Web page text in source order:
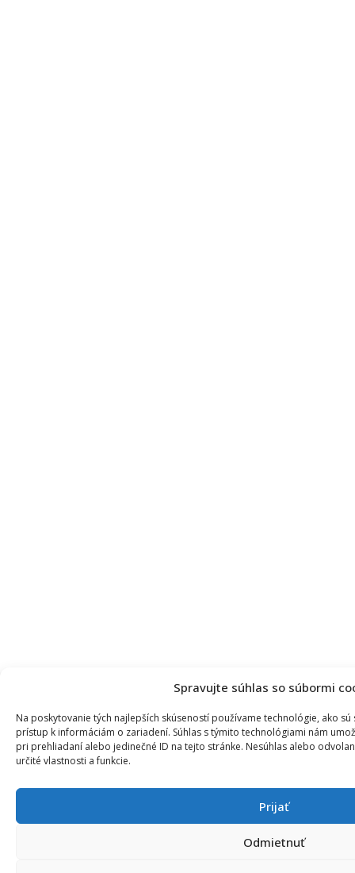
Spravujte súhlas so súbormi
Na poskytovanie tých najlepších skúseností používame technológie, ako
prístup k informáciám o zariadení. Súhlas s týmito technológiami nám
pri prehliadaní alebo jedinečné ID na tejto stránke. Nesúhlas alebo
určité vlastnosti a funkcie.
Prijať
Odmietnuť